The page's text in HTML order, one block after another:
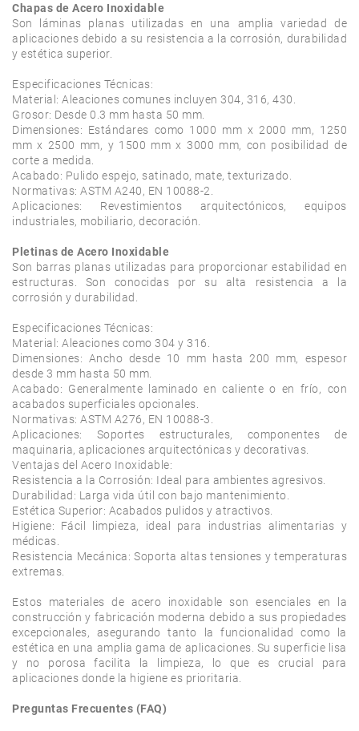
Chapas de Acero Inoxidable
Son láminas planas utilizadas en una amplia variedad de
aplicaciones debido a su resistencia a la corrosión, durabilidad
y estética superior.
Especificaciones Técnicas:
Material: Aleaciones comunes incluyen 304, 316, 430.
Grosor: Desde 0.3 mm hasta 50 mm.
Dimensiones: Estándares como 1000 mm x 2000 mm, 1250
mm x 2500 mm, y 1500 mm x 3000 mm, con posibilidad de
corte a medida.
Acabado: Pulido espejo, satinado, mate, texturizado.
Normativas: ASTM A240, EN 10088-2.
Aplicaciones: Revestimientos arquitectónicos, equipos
industriales, mobiliario, decoración.
Pletinas de Acero Inoxidable
Son barras planas utilizadas para proporcionar estabilidad en
estructuras. Son conocidas por su alta resistencia a la
corrosión y durabilidad.
Especificaciones Técnicas:
Material: Aleaciones como 304 y 316.
Dimensiones: Ancho desde 10 mm hasta 200 mm, espesor
desde 3 mm hasta 50 mm.
Acabado: Generalmente laminado en caliente o en frío, con
acabados superficiales opcionales.
Normativas: ASTM A276, EN 10088-3.
Aplicaciones: Soportes estructurales, componentes de
maquinaria, aplicaciones arquitectónicas y decorativas.
Ventajas del Acero Inoxidable:
Resistencia a la Corrosión: Ideal para ambientes agresivos.
Durabilidad: Larga vida útil con bajo mantenimiento.
Estética Superior: Acabados pulidos y atractivos.
Higiene: Fácil limpieza, ideal para industrias alimentarias y
médicas.
Resistencia Mecánica: Soporta altas tensiones y temperaturas
extremas.
Estos materiales de acero inoxidable son esenciales en la
construcción y fabricación moderna debido a sus propiedades
excepcionales, asegurando tanto la funcionalidad como la
estética en una amplia gama de aplicaciones. Su superficie lisa
y no porosa facilita la limpieza, lo que es crucial para
aplicaciones donde la higiene es prioritaria.
Preguntas Frecuentes (FAQ)